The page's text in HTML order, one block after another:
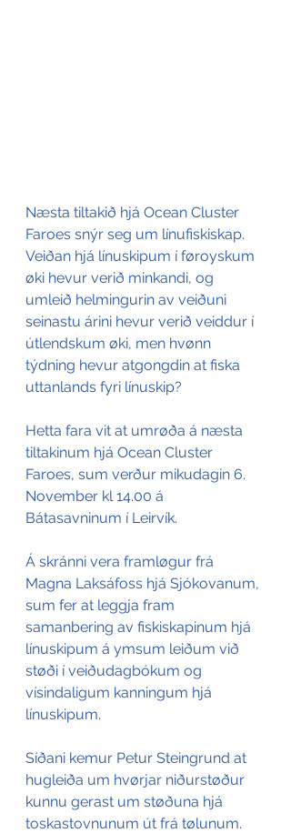
Næsta tiltakið hjá Ocean Cluster
Faroes snýr seg um línufiskiskap.
Veiðan hjá línuskipum í føroyskum
øki hevur verið minkandi, og
umleið helmingurin av veiðuni
seinastu árini hevur verið veiddur í
útlendskum øki, men hvønn
týdning hevur atgongdin at fiska
uttanlands fyri línuskip?
Hetta fara vit at umrøða á næsta
tiltakinum hjá Ocean Cluster
Faroes, sum verður mikudagin 6.
November kl 14.00 á
Bátasavninum í Leirvík.
Á skránni vera framløgur frá
Magna Laksáfoss hjá Sjókovanum,
sum fer at leggja fram
samanbering av fiskiskapinum hjá
línuskipum á ymsum leiðum við
støði í veiðudagbókum og
vísindaligum kanningum hjá
línuskipum.
Síðani kemur Petur Steingrund at
hugleiða um hvørjar niðurstøður
kunnu gerast um støðuna hjá
toskastovnunum út frá tølunum.